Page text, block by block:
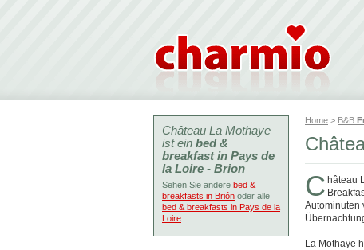
Home > B&B
C hâteau
Autominuten
La Mothaye
Château La Mothaye
ist ein bed &
breakfast in Pays de
la Loire - Brion
Sehen Sie andere bed &
breakfasts in Brión oder alle
bed & breakfasts in Pays de la
Loire